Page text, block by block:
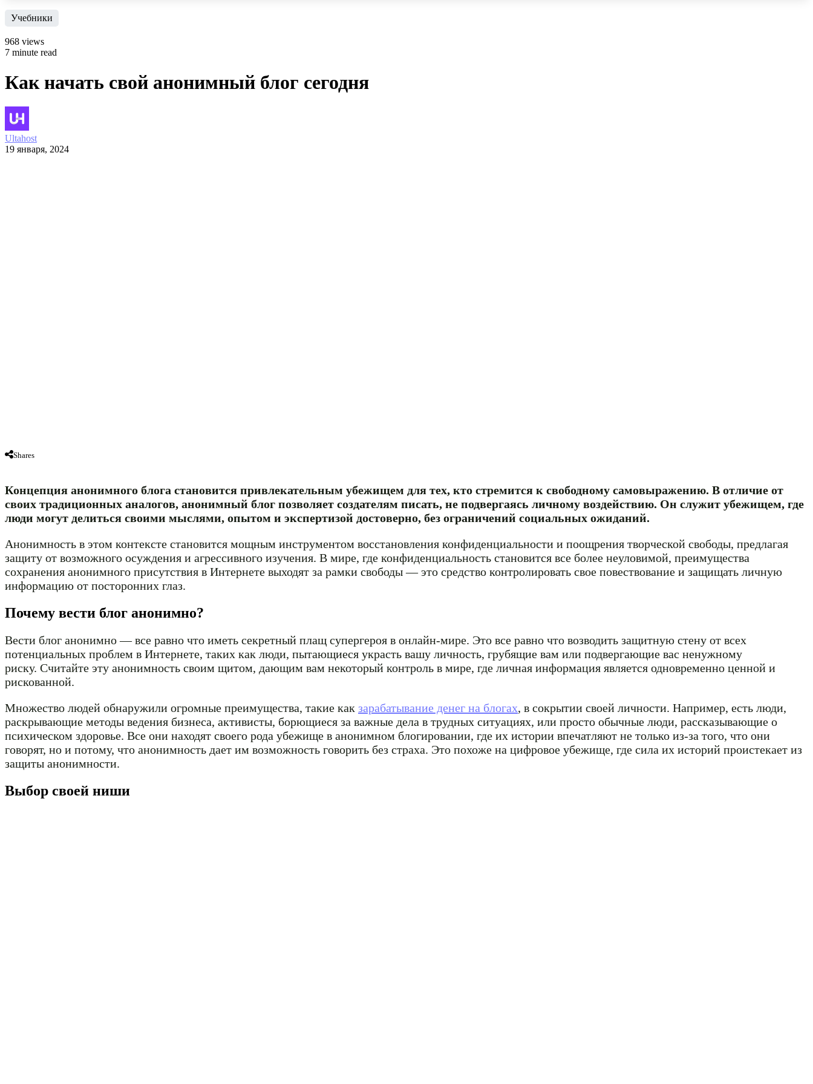
Учебники
968 views
7 minute read
Как начать свой анонимный блог сегодня
Ultahost
19 января, 2024
Shares
Концепция анонимного блога становится привлекательным убежищем для тех, кто стремится к свободному самовыражению. В отличие от
своих традиционных аналогов, анонимный блог позволяет создателям писать, не подвергаясь личному воздействию. Он служит убежищем, где
люди могут делиться своими мыслями, опытом и экспертизой достоверно, без ограничений социальных ожиданий.
Анонимность в этом контексте становится мощным инструментом восстановления конфиденциальности и поощрения творческой свободы, предлагая
защиту от возможного осуждения и агрессивного изучения. В мире, где конфиденциальность становится все более неуловимой, преимущества
сохранения анонимного присутствия в Интернете выходят за рамки свободы — это средство контролировать свое повествование и защищать личную
информацию от посторонних глаз.
Почему вести блог анонимно?
Вести блог анонимно — все равно что иметь секретный плащ супергероя в онлайн-мире. Это все равно что возводить защитную стену от всех
потенциальных проблем в Интернете, таких как люди, пытающиеся украсть вашу личность, грубящие вам или подвергающие вас ненужному
риску. Считайте эту анонимность своим щитом, дающим вам некоторый контроль в мире, где личная информация является одновременно ценной и
рискованной.
Множество людей обнаружили огромные преимущества, такие как зарабатывание денег на блогах, в сокрытии своей личности. Например, есть люди,
раскрывающие методы ведения бизнеса, активисты, борющиеся за важные дела в трудных ситуациях, или просто обычные люди, рассказывающие о
психическом здоровье. Все они находят своего рода убежище в анонимном блогировании, где их истории впечатляют не только из-за того, что они
говорят, но и потому, что анонимность дает им возможность говорить без страха. Это похоже на цифровое убежище, где сила их историй проистекает из
защиты анонимности.
Выбор своей ниши